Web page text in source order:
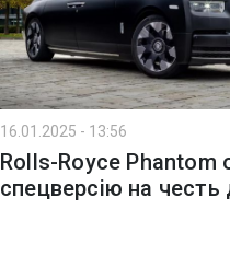
16.01.2025 - 13:56
Rolls-Royce Phantom
спецверсію на честь